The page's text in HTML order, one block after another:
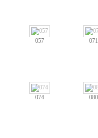
057 071
074 080